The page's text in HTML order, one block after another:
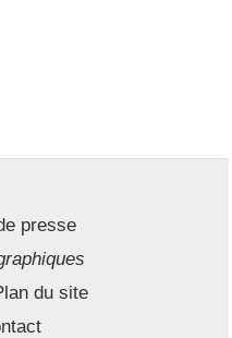
presse
du site